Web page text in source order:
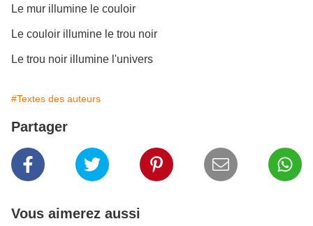
Le mur illumine le couloir
Le couloir illumine le trou noir
Le trou noir illumine l'univers
#Textes des auteurs
Partager
Vous aimerez aussi